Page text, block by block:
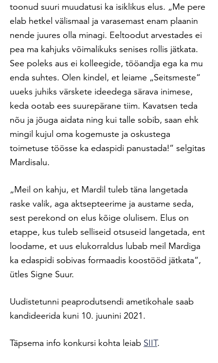
toonud suuri muudatusi ka isiklikus elus. „Me pere
elab hetkel välismaal ja varasemast enam plaanin
nende juures olla minagi. Eeltoodut arvestades ei
pea ma kahjuks võimalikuks senises rollis jätkata.
See poleks aus ei kolleegide, tööandja ega ka mu
enda suhtes. Olen kindel, et leiame „Seitsmeste“
uueks juhiks värskete ideedega särava inimese,
keda ootab ees suurepärane tiim. Kavatsen teda
nõu ja jõuga aidata ning kui talle sobib, saan ehk
mingil kujul oma kogemuste ja oskustega
toimetuse töösse ka edaspidi panustada!“ selgitas
Mardisalu.
„Meil on kahju, et Mardil tuleb täna langetada
raske valik, aga aktsepteerime ja austame seda,
sest perekond on elus kõige olulisem. Elus on
etappe, kus tuleb selliseid otsuseid langetada, ent
loodame, et uus elukorraldus lubab meil Mardiga
ka edaspidi sobivas formaadis koostööd jätkata“,
ütles Signe Suur.
Uudistetunni peaprodutsendi ametikohale saab
kandideerida kuni 10. juunini 2021.
Täpsema info konkursi kohta leiab SIIT.